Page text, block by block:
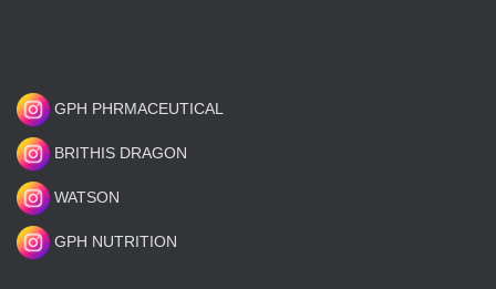
GPH PHRMACEUTICAL
BRITHIS DRAGON
WATSON
GPH NUTRITION